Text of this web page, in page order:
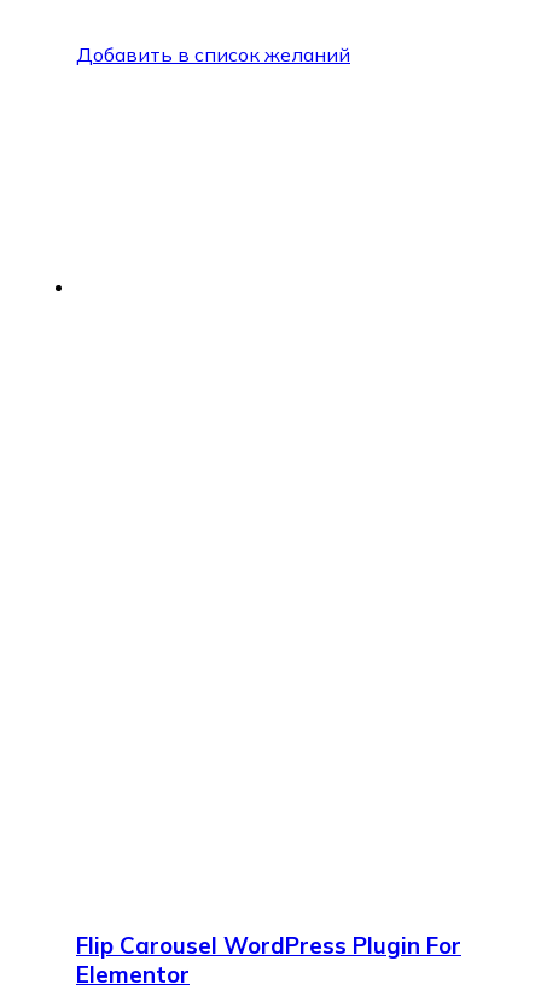
Добавить в список желаний
Flip Carousel WordPress Plugin For
Elementor